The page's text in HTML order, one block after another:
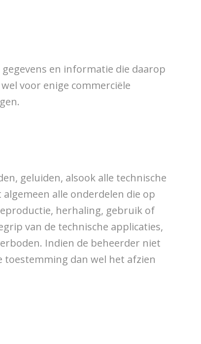
en informatie die daarop
voor enige commerciële
geluiden, alsook alle technische
alle onderdelen die op
herhaling, gebruik of
van de technische applicaties,
Indien de beheerder niet
dan wel het afzien